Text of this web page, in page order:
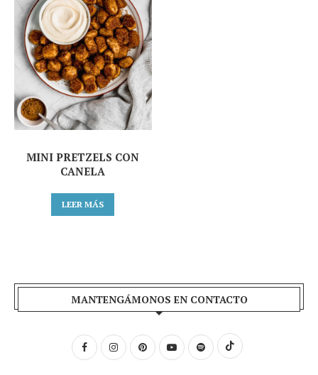
MINI PRETZELS CON
CANELA
LEER MÁS
MANTENGÁMONOS EN CONTACTO